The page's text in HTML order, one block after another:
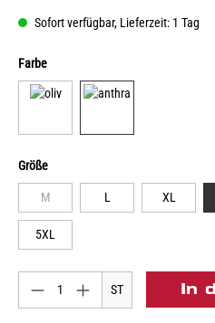
Sofort verfügbar, Lieferzeit: 1 Tag
Farbe
Größe
M L XL
5XL
ST In